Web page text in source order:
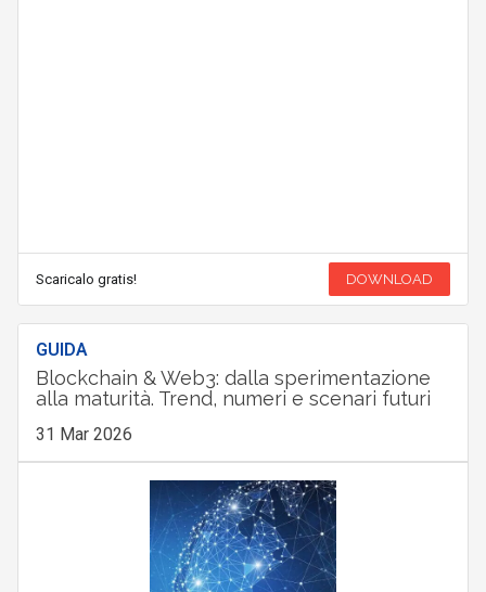
Scaricalo gratis! DOWNLOAD
GUIDA
Blockchain & Web3: dalla sperimentazione
alla maturità. Trend, numeri e scenari futuri
31 Mar 2026